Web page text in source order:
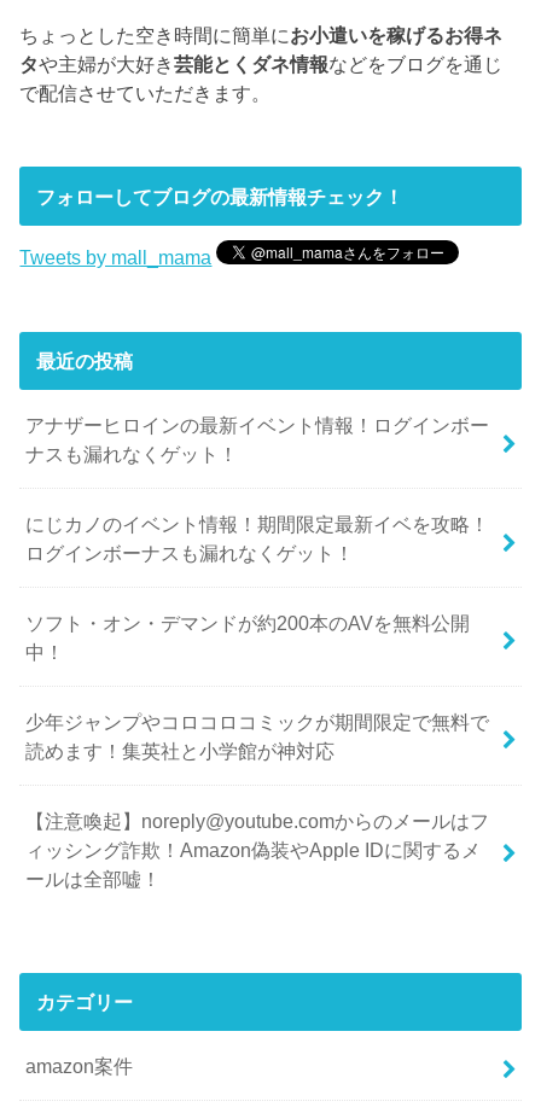
ちょっとした空き時間に簡単にお小遣いを稼げるお得ネ
タや主婦が大好き芸能とくダネ情報などをブログを通じ
で配信させていただきます。
フォローしてブログの最新情報チェック！
Tweets by mall_mama
最近の投稿
アナザーヒロインの最新イベント情報！ログインボー
ナスも漏れなくゲット！
にじカノのイベント情報！期間限定最新イベを攻略！
ログインボーナスも漏れなくゲット！
ソフト・オン・デマンドが約200本のAVを無料公開
中！
少年ジャンプやコロコロコミックが期間限定で無料で
読めます！集英社と小学館が神対応
【注意喚起】noreply@youtube.comからのメールはフ
ィッシング詐欺！Amazon偽装やApple IDに関するメ
ールは全部嘘！
カテゴリー
amazon案件